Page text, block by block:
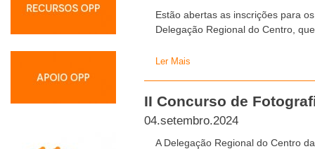
Estão abertas as inscrições para
Delegação Regional do Centro,
Ler Mais
II Concurso de
04.setembro.2024
A Delegação Regional do Centro